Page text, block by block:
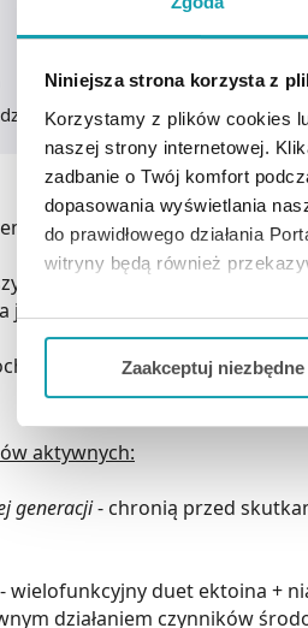
Niniejsza strona korzysta z
Korzystamy z plików cookies
naszej strony internetowej.
zadbanie o Twój komfort
dopasowania wyświetlania
do prawidłowego działania
witryny będą również
Jeżeli chcesz dostosować
wszystkich funkcjonalności
Zaakceptuj niezbędne
do twarzy SPF50+ to
się wchłania, dając
świeży wygląd przez cały
SPF50 jest odpowiedni
aktywnych:
generacji- chronią przed
- wielofunkcyjny duet ektoina +
działaniem czynników